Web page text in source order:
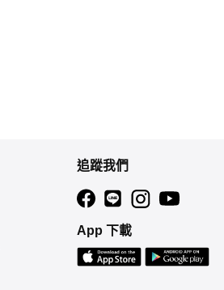
追蹤我們
App 下載